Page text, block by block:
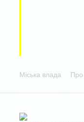
Міська влада Про